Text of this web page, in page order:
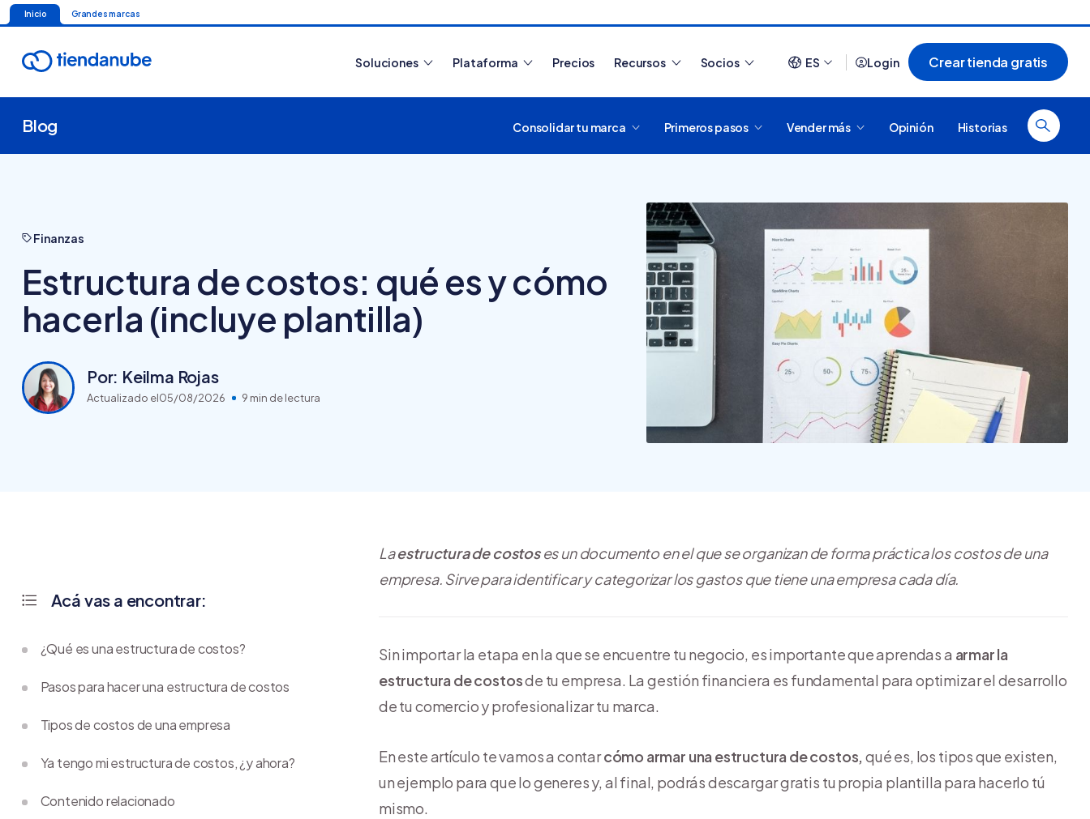
Inicio Grandes marcas
Soluciones Plataforma Precios Recursos
¿Cómo funciona
¿Cómo es comprar en
Tiendanube? Conocé
Nube para vender más
argentinas creadas con
Tiendanube
Socios ES Login Crear tienda gratis
Blog Consolidar tu marca Primeros pasos Vender más Opinión Historias
Finanzas
Estructura de costos: qué es y cómo
hacerla (incluye plantilla)
Por: Keilma Rojas
Actualizado el05/08/2026 9 min de lectura
Laestructura de costoses un documento en el que se organizan de forma práctica los costos de una
empresa. Sirve para identificar y categorizar los gastos que tiene una empresa cada día.
Sin importar la etapa en la que se encuentre tu negocio, es importante que aprendas a armar la
estructura de costosde tu empresa. La gestión financiera es fundamental para optimizar el desarrollo
de tu comercio y profesionalizar tu marca.
En este artículo te vamos a contarcómo armar una estructura de costos,qué es, los tipos que existen,
un ejemplo para que lo generes y, al final, podrás descargar gratis tu propia plantilla para hacerlo tú
mismo.
Acá vas a encontrar:
¿Qué es una estructura de costos?
Pasos para hacer una estructura de costos
Tipos de costos de una empresa
Ya tengo mi estructura de costos, ¿y ahora?
Contenido relacionado